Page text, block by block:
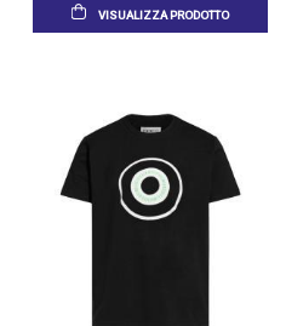
VISUALIZZA PRODOTTO